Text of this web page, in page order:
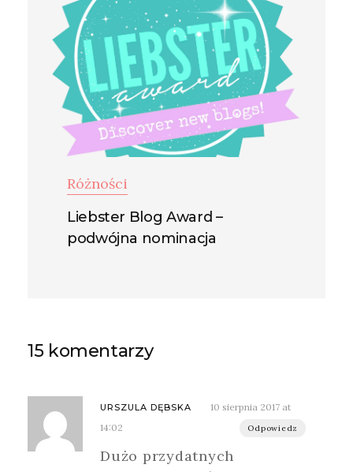
Różności
Liebster Blog Award –
podwójna nominacja
15 komentarzy
URSZULA DĘBSKA
10 sierpnia 2017 at
14:02
Odpowiedz
Dużo przydatnych